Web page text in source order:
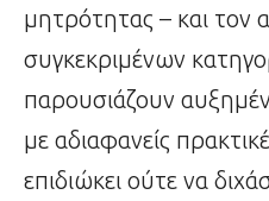
μητρότητας – και τον
συγκεκριμένων
παρουσιάζουν
με αδιαφανείς
επιδιώκει ούτε να